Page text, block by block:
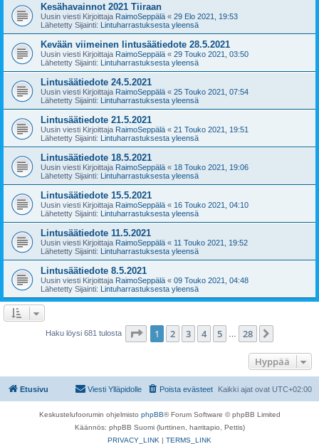
Kesähavainnot 2021 Tiiraan
Uusin viesti Kirjoittaja RaimoSeppälä « 29 Elo 2021, 19:53
Lähetetty Sijainti: Lintuharrastuksesta yleensä
Kevään viimeinen lintusäätiedote 28.5.2021
Uusin viesti Kirjoittaja RaimoSeppälä « 29 Touko 2021, 03:50
Lähetetty Sijainti: Lintuharrastuksesta yleensä
Lintusäätiedote 24.5.2021
Uusin viesti Kirjoittaja RaimoSeppälä « 25 Touko 2021, 07:54
Lähetetty Sijainti: Lintuharrastuksesta yleensä
Lintusäätiedote 21.5.2021
Uusin viesti Kirjoittaja RaimoSeppälä « 21 Touko 2021, 19:51
Lähetetty Sijainti: Lintuharrastuksesta yleensä
Lintusäätiedote 18.5.2021
Uusin viesti Kirjoittaja RaimoSeppälä « 18 Touko 2021, 19:06
Lähetetty Sijainti: Lintuharrastuksesta yleensä
Lintusäätiedote 15.5.2021
Uusin viesti Kirjoittaja RaimoSeppälä « 16 Touko 2021, 04:10
Lähetetty Sijainti: Lintuharrastuksesta yleensä
Lintusäätiedote 11.5.2021
Uusin viesti Kirjoittaja RaimoSeppälä « 11 Touko 2021, 19:52
Lähetetty Sijainti: Lintuharrastuksesta yleensä
Lintusäätiedote 8.5.2021
Uusin viesti Kirjoittaja RaimoSeppälä « 09 Touko 2021, 04:48
Lähetetty Sijainti: Lintuharrastuksesta yleensä
Haku löysi 681 tulosta Sivu /28
1 2 3 4 5 28
Hyppää
Etusivu Kaikki ajat ovat UTC+02:00
Poista evästeet
Viesti Ylläpidolle
Keskustelufoorumin ohjelmisto phpBB® Forum Software © phpBB Limited
Käännös: phpBB Suomi (lurttinen, harritapio, Pettis)
PRIVACY_LINK | TERMS_LINK